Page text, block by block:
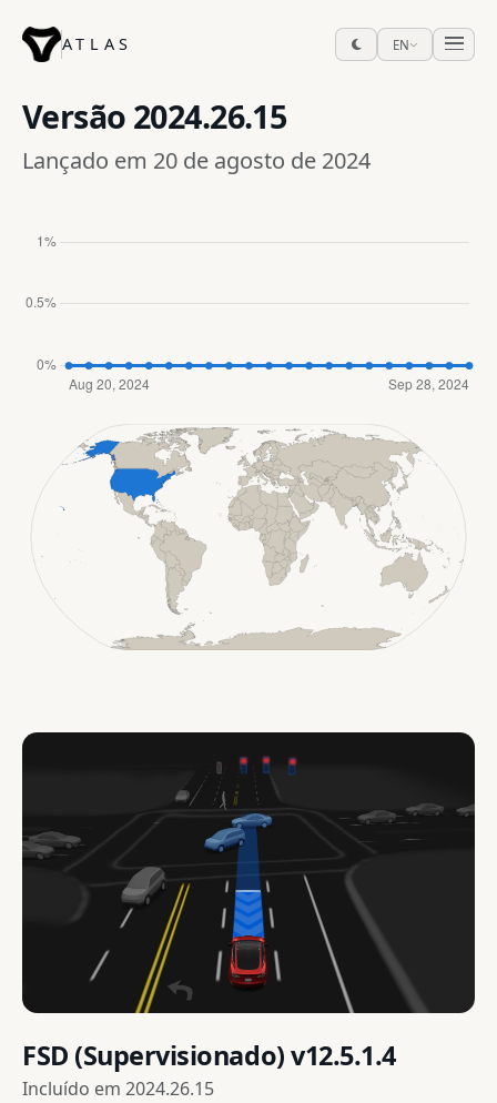
ATLAS EN
Versão 2024.26.15
Lançado em 20 de agosto de 2024
FSD (Supervisionado) v12.5.1.4
Incluído em 2024.26.15